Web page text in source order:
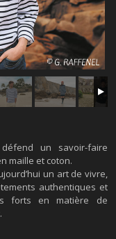
un savoir-faire
maille et coton.
un art de vivre,
authentiques et
forts en matière de